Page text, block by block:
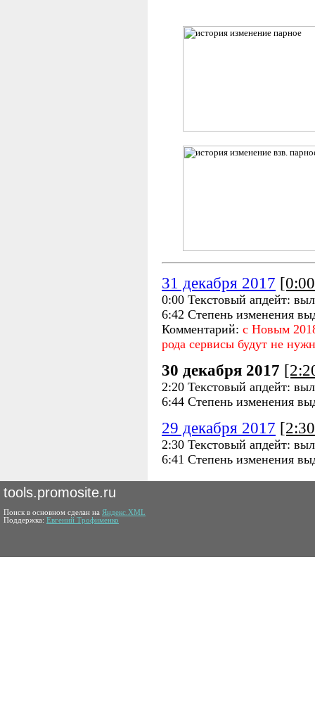
31 декабря 2017
0:00 Текстовый апдейт:
6:42 Степень изменения
Комментарий: с Новым
рода сервисы будут не
30 декабря 2017
2:20 Текстовый апдейт:
6:44 Степень изменения
29 декабря 2017
2:30 Текстовый апдейт:
6:41 Степень изменения
tools.promosite.ru
Поиск в основном сделан на Яндекс.XML
Поддержка: Евгений Трофименко